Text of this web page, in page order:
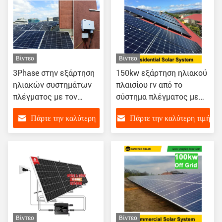
Βίντεο
3Phase στην εξάρτηση
ηλιακών συστημάτων
πλέγματος με τον
αναστροφέα δεσμών
πλέγματος 15kw
Πάρτε την καλύτερη
Βίντεο
150kw εξάρτηση ηλιακού
πλαισίου rv από το
σύστημα πλέγματος με
την μπαταρία λίθιου 8000
κύκλωνΠάρτε την καλύτερη τιμή
Βίντεο Βίντεο